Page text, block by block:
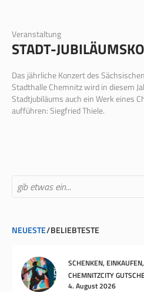
Veranstaltung
STADT-
Das jährliche Konzert des
Stadthalle Chemnitz wird in diesem
Stadtjubiläums auch ein Werk eines
aufführen: Siegfried Thiele.
NEUESTE BELIEBTESTE
SCHENKEN,
CHEMNITZCITY
4. August 2026